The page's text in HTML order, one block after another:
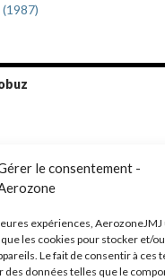
le consentement -
expériences, AerozoneJMJ
les cookies pour stocker et/
Le fait de consentir à ces
données telles que le